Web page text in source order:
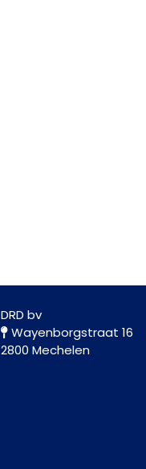
DRD bv
Wayenborgstraat 16
2800 Mechelen